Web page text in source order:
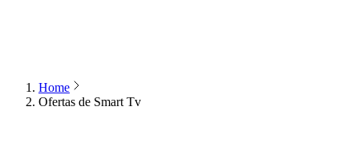
Home
Ofertas de Smart Tv